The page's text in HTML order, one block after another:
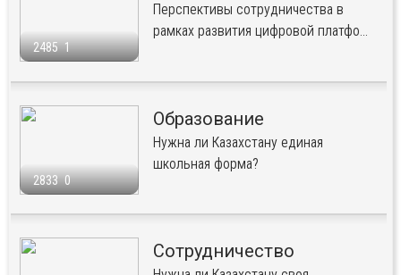
2485 1
Перспективы сотрудничества в
рамках развития цифровой платфо...
2833 0
Образование
Нужна ли Казахстану единая
школьная форма?
Сотрудничество